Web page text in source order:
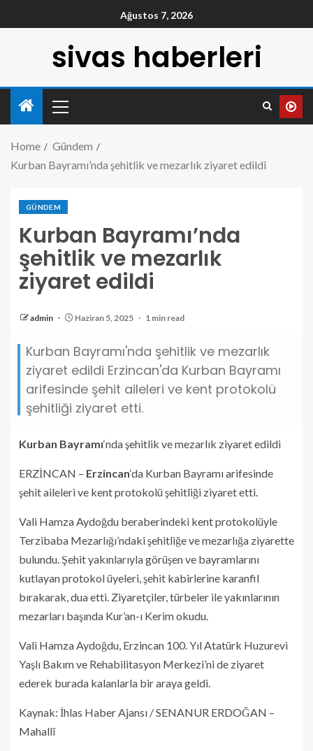
Ağustos 7, 2026
sivas haberleri
Home
Gündem
Kurban Bayramı’nda şehitlik ve mezarlık ziyaret edildi
GÜNDEM
Kurban Bayramı’nda
şehitlik ve mezarlık
ziyaret edildi
admin Haziran 5, 2025 1 min read
Kurban Bayramı'nda şehitlik ve mezarlık
ziyaret edildi Erzincan'da Kurban Bayramı
arifesinde şehit aileleri ve kent protokolü
şehitliği ziyaret etti.
Kurban Bayramı‘nda şehitlik ve mezarlık ziyaret edildi
ERZİNCAN – Erzincan‘da Kurban Bayramı arifesinde
şehit aileleri ve kent protokolü şehitliği ziyaret etti.
Vali Hamza Aydoğdu beraberindeki kent protokolüyle
Terzibaba Mezarlığı’ndaki şehitliğe ve mezarlığa ziyarette
bulundu. Şehit yakınlarıyla görüşen ve bayramlarını
kutlayan protokol üyeleri, şehit kabirlerine karanfil
bırakarak, dua etti. Ziyaretçiler, türbeler ile yakınlarının
mezarları başında Kur’an-ı Kerim okudu.
Vali Hamza Aydoğdu, Erzincan 100. Yıl Atatürk Huzurevi
Yaşlı Bakım ve Rehabilitasyon Merkezi’ni de ziyaret
ederek burada kalanlarla bir araya geldi.
Kaynak: İhlas Haber Ajansı / SENANUR ERDOĞAN –
Mahallî